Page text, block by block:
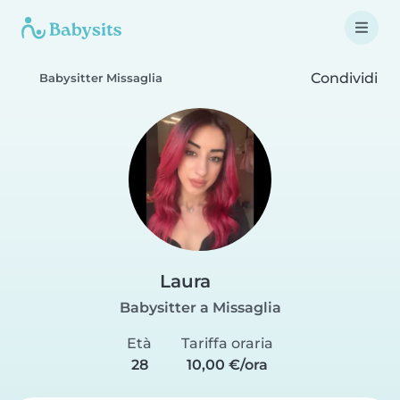
Babysitter Missaglia Condividi
Laura
Babysitter a Missaglia
Età
28
Tariffa oraria
10,00 €/ora